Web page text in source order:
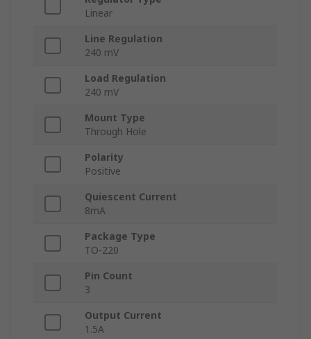
Linear
Line Regulation
240 mV
Load Regulation
240 mV
Mount Type
Through Hole
Polarity
Positive
Quiescent Current
8mA
Package Type
TO-220
Pin Count
3
Output Current
1.5A